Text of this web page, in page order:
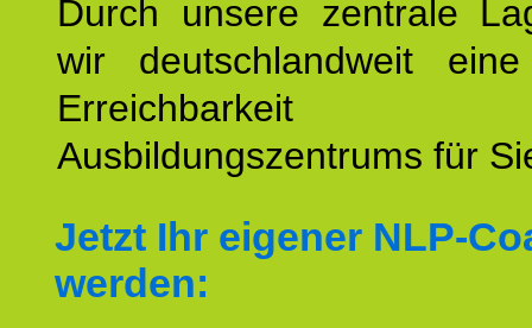
Durch unsere zentrale
wir deutschlandweit
Erreichbarkeit
Ausbildungszentrums für
Jetzt Ihr eigener NLP-
werden: